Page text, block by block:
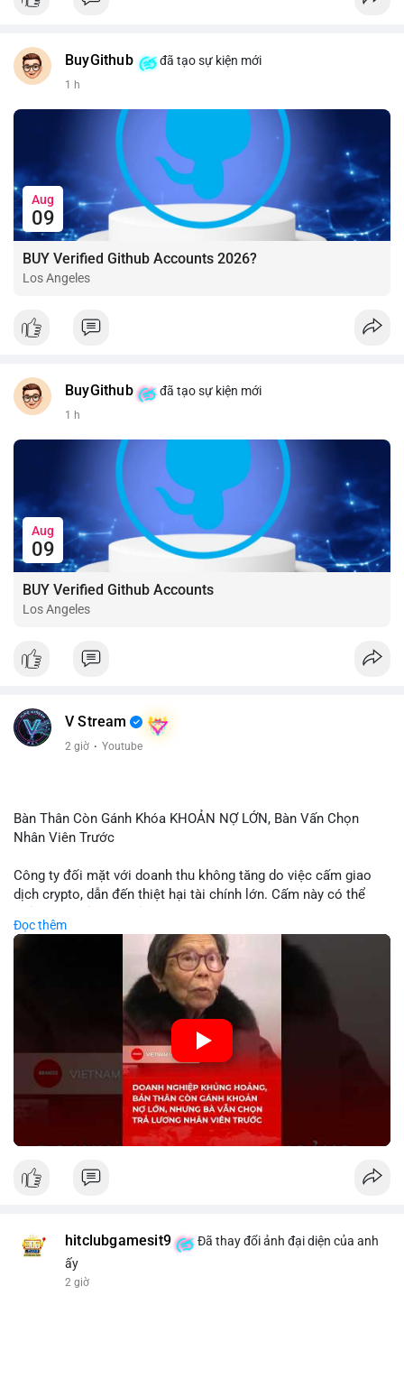
BuyGithub đã tạo sự kiện mới
1 h
Aug
09
BUY Verified Github Accounts 2026?
Los Angeles
BuyGithub đã tạo sự kiện mới
1 h
Aug
09
BUY Verified Github Accounts
Los Angeles
V Stream
2 giờ · Youtube
Bàn Thân Còn Gánh Khóa KHOẢN NỢ LỚN, Bàn Vấn Chọn
Nhân Viên Trước
Công ty đối mặt với doanh thu không tăng do việc cấm giao
dịch crypto, dẫn đến thiệt hại tài chính lớn. Cấm này có thể
biến động giá digital asset. Bàn vấn chuyển hướng tập trung
vào nhân lực, cho thấy chiến lược giảm chi phí hoặc điều chỉnh
mô hình kinh doanh. Điều này có thể ảnh hưởng đến thị trường
crypto và các doanh nghiệp liên quan trong tương lai.
🎥 Xem video trực tiếp tại:
Nguồn: KIEN THUC KINH TE
Đọc thêm
hitclubgamesit9
Đã thay đổi ảnh đại diện của anh
ấy
2 giờ